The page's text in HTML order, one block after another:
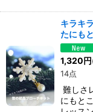
キラキ
たにも
1,320円
14点
難し
にもと